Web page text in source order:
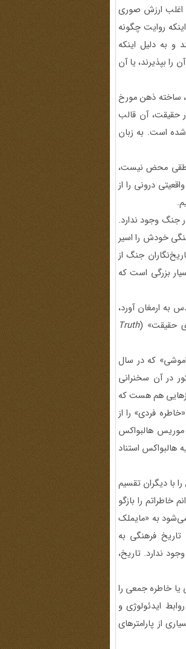
اغلب ارزش صوری
روایت چگونه
و به دلیل اینکه
را بپذیرند، یا آن
ساخته ذهن مورخ
حقیقت، آن قالب
شده است. به زبان
محض نیست،
درونی را از
جنگ وجود ندارد.
خودش را اسیر
جنگ از
بزرگی است که
به ارمغان آورد،
حقیقت» (Truth
که در سال
در آن سخنرانی
هم هست که
فردی» را از
موریس هالبواکس
هالبواکس استناد
با دیگران تقسیم
خاطراتم را بازگو
به «مایملک
فرهنگی به
ندارد. تاریخ،
یا خاطره جمعی را
ایدئولوژی و
از پارامترهای